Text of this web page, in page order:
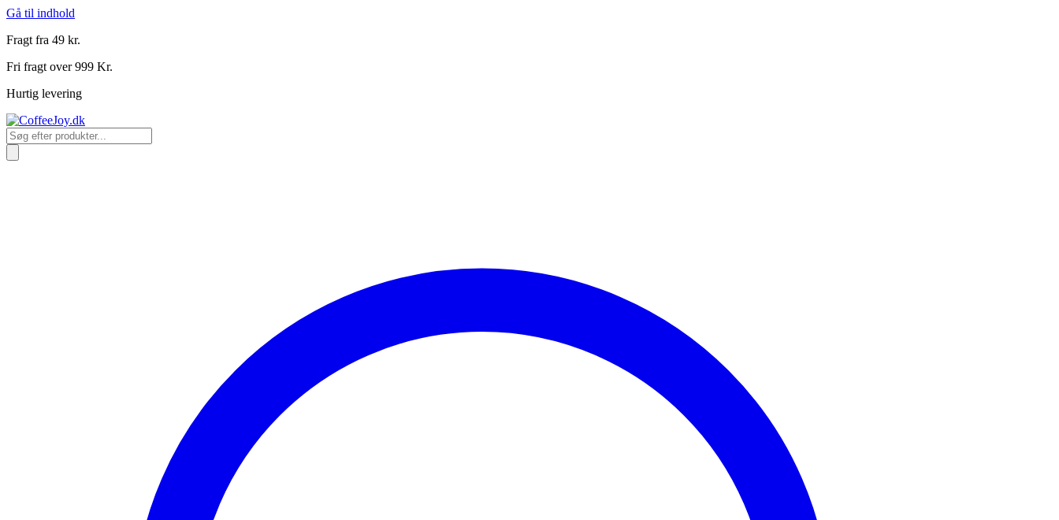
Gå til indhold
Fragt fra 49 kr.
Fri fragt over 999 Kr.
Hurtig levering
Products
search